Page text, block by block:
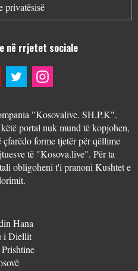
privatësisë
në rrjetet sociale
"Kosovalive. SH.P.K".
portal nuk mund të kopjohen,
çfarëdo forme tjetër për qëllime
të "Kosova.live". Për ta
obligoheni t'i pranoni Kushtet e
Hana
i Diellit